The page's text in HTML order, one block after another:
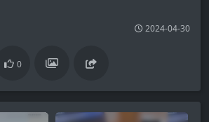
2024-04-30
0